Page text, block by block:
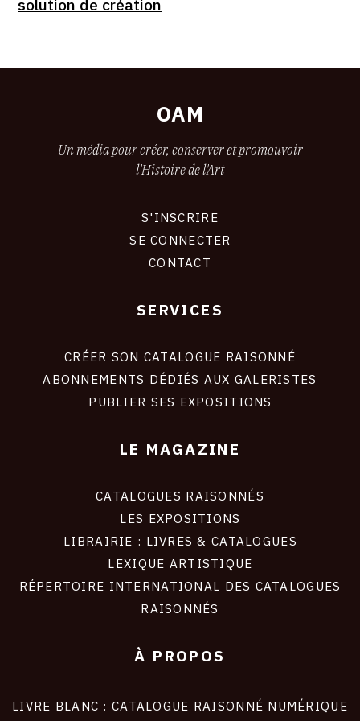
solution de création
OAM
Un média pour créer, conserver et promouvoir
l'Histoire de l'Art
S'INSCRIRE
SE CONNECTER
CONTACT
SERVICES
CRÉER SON CATALOGUE RAISONNÉ
ABONNEMENTS DÉDIÉS AUX GALERISTES
PUBLIER SES EXPOSITIONS
LE MAGAZINE
CATALOGUES RAISONNÉS
LES EXPOSITIONS
LIBRAIRIE : LIVRES & CATALOGUES
LEXIQUE ARTISTIQUE
RÉPERTOIRE INTERNATIONAL DES CATALOGUES
RAISONNÉS
À PROPOS
LIVRE BLANC : CATALOGUE RAISONNÉ NUMÉRIQUE